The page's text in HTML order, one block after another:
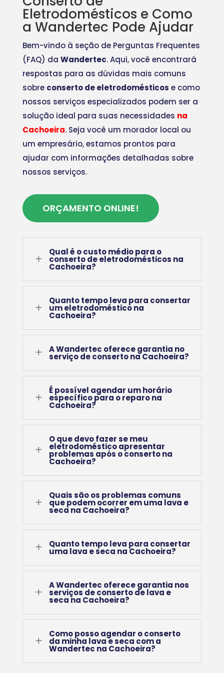
Eletrodomésticos e Como
a Wandertec Pode Ajudar
Bem-vindo à seção de Perguntas Frequentes
(FAQ) da Wandertec. Aqui, você encontrará
respostas para as dúvidas mais comuns
sobre conserto de eletrodomésticos e como
nossos serviços especializados podem ser a
solução ideal para suas necessidades na
Cachoeira. Seja você um morador local ou
um empresário, estamos prontos para
ajudar com informações detalhadas sobre
nossos serviços.
ORÇAMENTO ONLINE!
L
Qual é o custo médio para o
conserto de eletrodomésticos na
Cachoeira?
L
Quanto tempo leva para consertar
um eletrodoméstico na
Cachoeira?
L A Wandertec oferece garantia no
serviço de conserto na Cachoeira?
L
É possível agendar um horário
específico para o reparo na
Cachoeira?
L
O que devo fazer se meu
eletrodoméstico apresentar
problemas após o conserto na
Cachoeira?
L
Quais são os problemas comuns
que podem ocorrer em uma lava e
seca na Cachoeira?
L Quanto tempo leva para consertar
uma lava e seca na Cachoeira?
L
A Wandertec oferece garantia nos
serviços de conserto de lava e
seca na Cachoeira?
L
Como posso agendar o conserto
da minha lava e seca com a
Wandertec na Cachoeira?